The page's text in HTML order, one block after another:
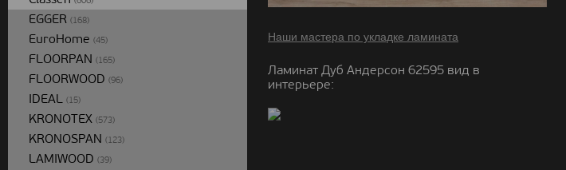
Наши мастера по укладке ламината
Ламинат Дуб Андерсон 62595 вид в
интерьере:
EGGER (168)
EuroHome (45)
FLOORPAN (165)
FLOORWOOD (96)
IDEAL (15)
KRONOTEX (573)
KRONOSPAN (123)
LAMIWOOD (39)